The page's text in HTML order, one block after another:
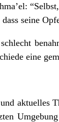
seine
eine
aktuelles